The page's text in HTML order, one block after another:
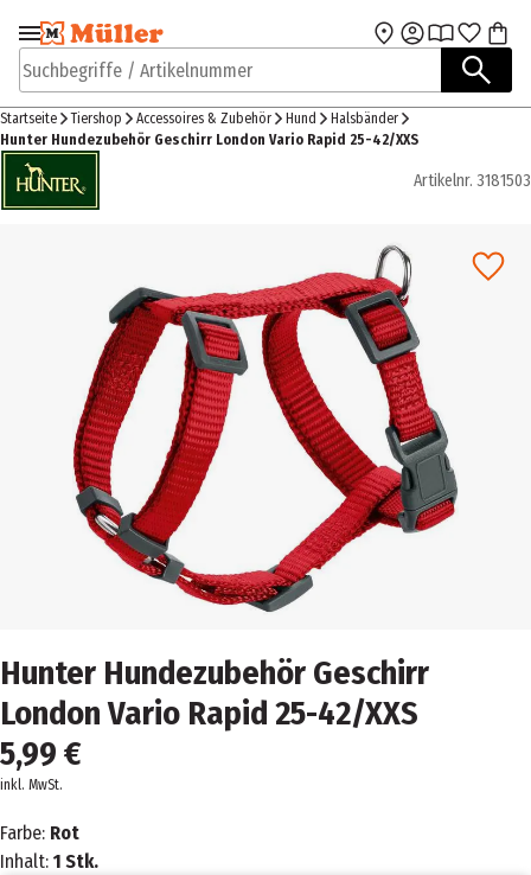
Zur Navigation
springen
Zum Hauptinhalt
Suchbegriffe / Artikelnummer
Startseite Tiershop Accessoires & Zubehör Hund
Halsbänder
Hunter Hundezubehör Geschirr London Vario Rapid 25-42/XXS
Artikelnr. 3181503
Hunter Hundezubehör Geschirr
London Vario Rapid 25-42/XXS
5,99 €
inkl. MwSt.
Farbe: Rot
Inhalt: 1 Stk.